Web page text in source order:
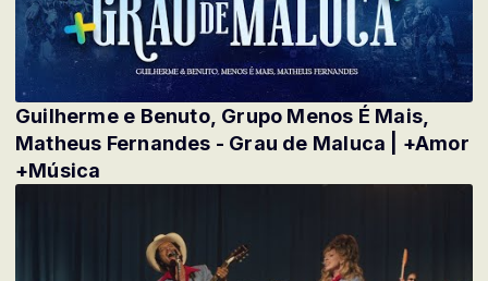
Guilherme e Benuto, Grupo Menos É Mais,
Matheus Fernandes - Grau de Maluca | +Amor
+Música